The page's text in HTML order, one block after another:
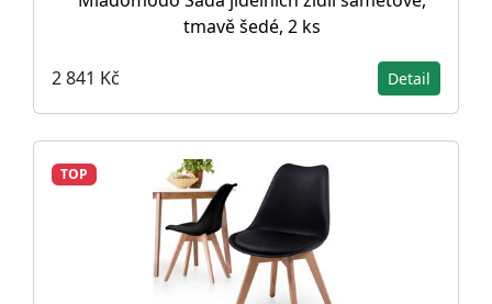
tmavě šedé, 2 ks
2 841 Kč Detail
TOP